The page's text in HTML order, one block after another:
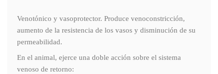
Venotónico y vasoprotector. Produce venoconstricción,
aumento de la resistencia de los vasos y disminución de su
permeabilidad.
En el animal, ejerce una doble acción sobre el sistema
venoso de retorno: